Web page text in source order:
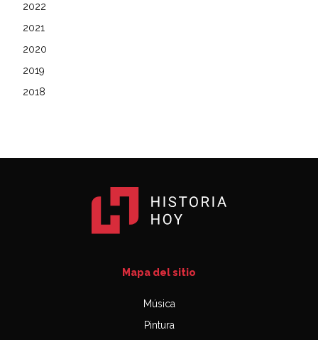
2022
2021
2020
2019
2018
Mapa del sitio
Música
Pintura